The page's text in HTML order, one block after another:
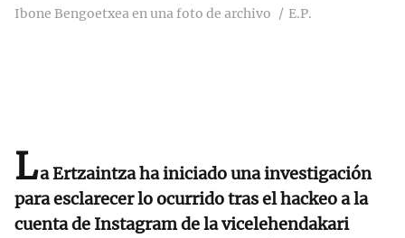
Ibone Bengoetxea en una foto de archivo E.P.
La Ertzaintza ha iniciado una investigación
para esclarecer lo ocurrido tras el hackeo a la
cuenta de Instagram de la vicelehendakari